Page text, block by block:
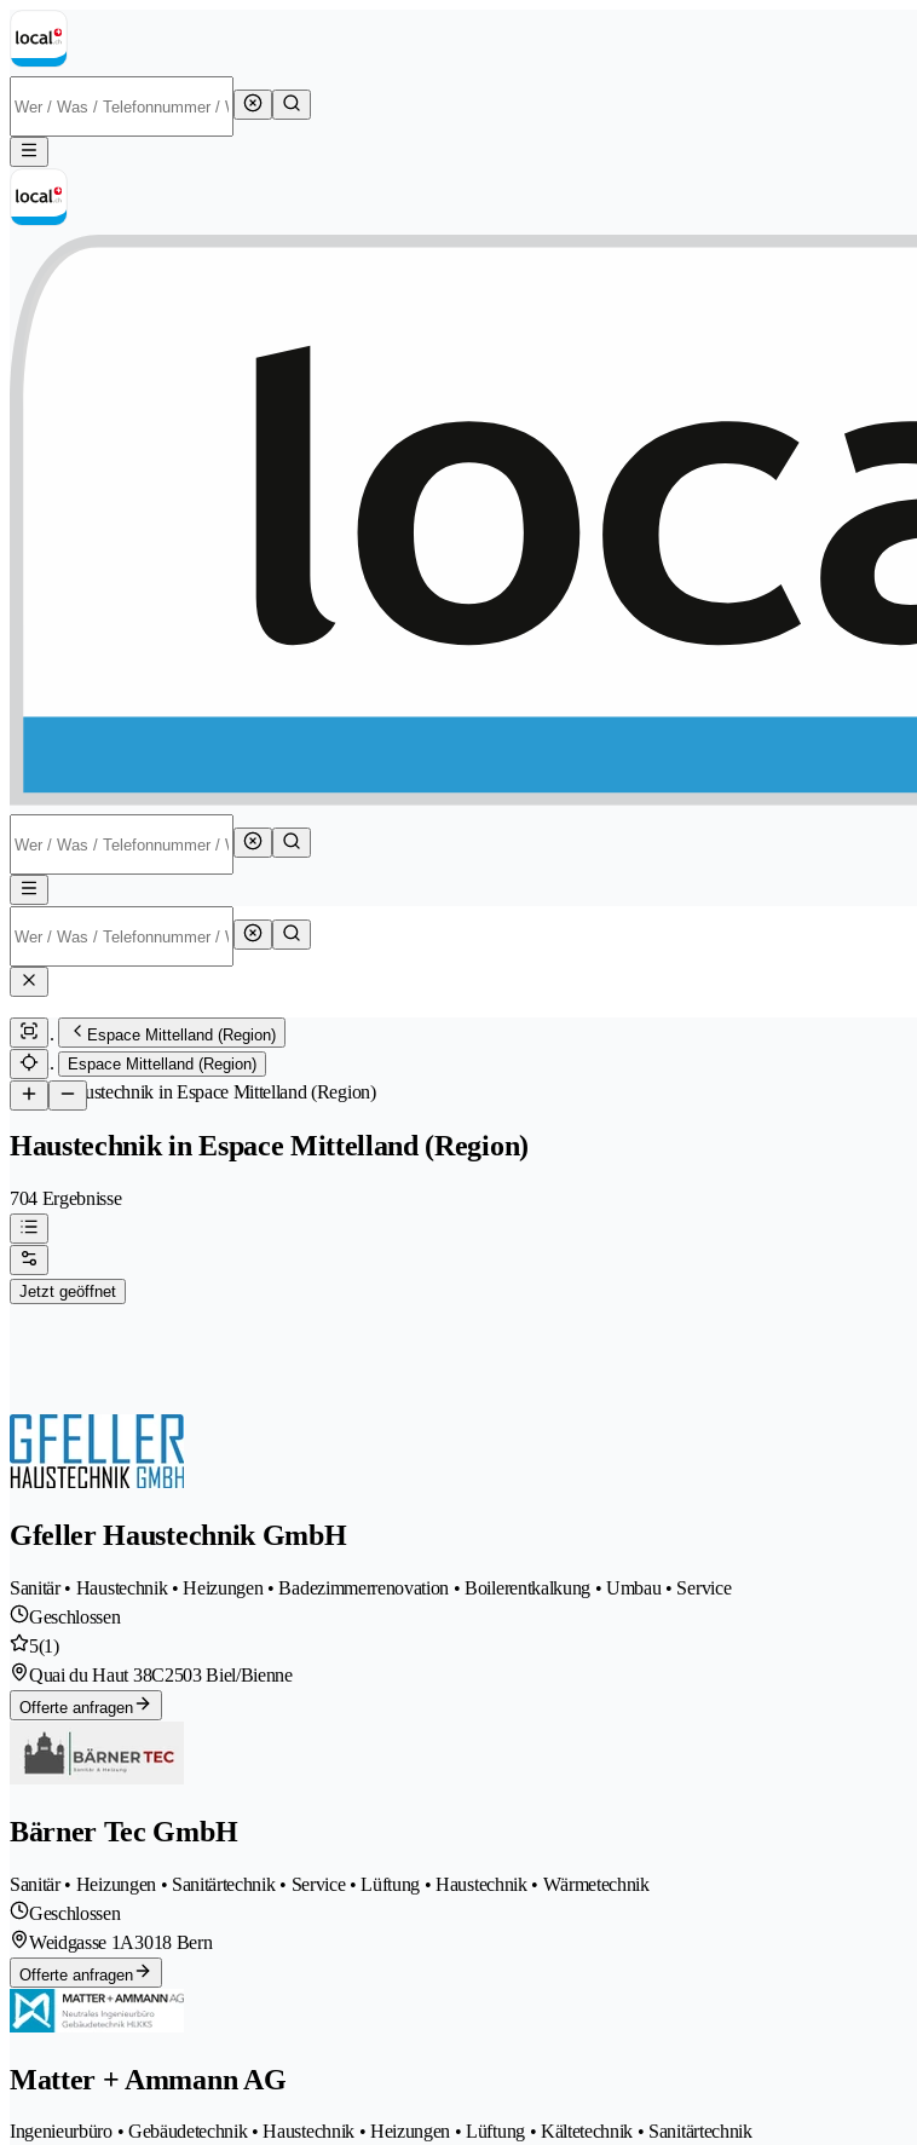
Espace Mittelland (Region)
Espace Mittelland (Region)
/Haustechnik in Espace Mittelland (Region)
Haustechnik in Espace Mittelland (Region)
704 Ergebnisse
Jetzt geöffnet
Gfeller Haustechnik GmbH
Sanitär • Haustechnik • Heizungen • Badezimmerrenovation • Boilerentkalkung • Umbau • Service
Geschlossen
5(1)
Quai du Haut 38C2503 Biel/Bienne
Offerte anfragen
Bärner Tec GmbH
Sanitär • Heizungen • Sanitärtechnik • Service • Lüftung • Haustechnik • Wärmetechnik
Geschlossen
Weidgasse 1A3018 Bern
Offerte anfragen
Matter + Ammann AG
Ingenieurbüro • Gebäudetechnik • Haustechnik • Heizungen • Lüftung • Kältetechnik • Sanitärtechnik